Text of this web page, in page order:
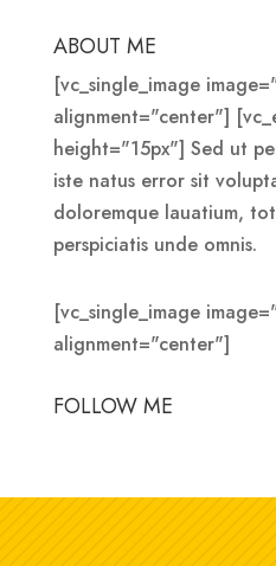
ABOUT ME
[vc_single_image
alignment="center"]
height="15px"] Sed ut
iste natus error sit
doloremque lauatium,
perspiciatis unde omnis.
[vc_single_image
alignment="center"]
FOLLOW ME